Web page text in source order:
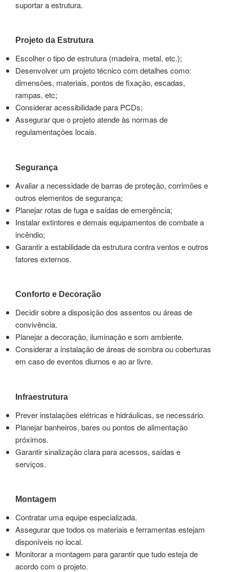
suportar a estrutura.
Projeto da Estrutura
Escolher o tipo de estrutura (madeira, metal, etc.);
Desenvolver um projeto técnico com detalhes como:
dimensões, materiais, pontos de fixação, escadas,
rampas, etc;
Considerar acessibilidade para PCDs;
Assegurar que o projeto atende às normas de
regulamentações locais.
Segurança
Avaliar a necessidade de barras de proteção, corrimões e
outros elementos de segurança;
Planejar rotas de fuga e saídas de emergência;
Instalar extintores e demais equipamentos de combate a
incêndio;
Garantir a estabilidade da estrutura contra ventos e outros
fatores externos.
Conforto e Decoração
Decidir sobre a disposição dos assentos ou áreas de
convivência.
Planejar a decoração, iluminação e som ambiente.
Considerar a instalação de áreas de sombra ou coberturas
em caso de eventos diurnos e ao ar livre.
Infraestrutura
Prever instalações elétricas e hidráulicas, se necessário.
Planejar banheiros, bares ou pontos de alimentação
próximos.
Garantir sinalização clara para acessos, saídas e
serviços.
Montagem
Contratar uma equipe especializada.
Assegurar que todos os materiais e ferramentas estejam
disponíveis no local.
Monitorar a montagem para garantir que tudo esteja de
acordo com o projeto.